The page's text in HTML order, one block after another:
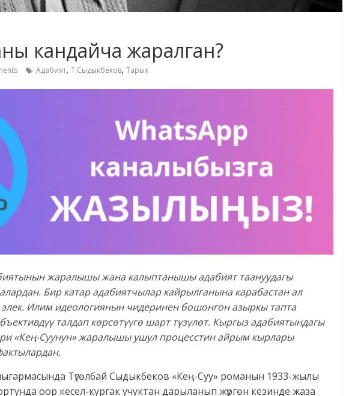
кандайча жаралган?
Адабият, Т.Сыдыкбеков, Тарых
жаралышы жана калыптанышы адабият таануудагы
Бир катар адабиятчылар кайрылганына карабастан ал
элек. Илим идеологиянын чидеринен бошонгон азыркы тапта
талдап көрсөтүүгө шарт түзүлөт. Кыргыз адабиятындагы
«Кең-Суунун» жаралышы ушул процесстин айрым кырлары
Түгөлбай Сыдыкбеков «Кең-Суу» романын 1933-жылы
оор кесел-кургак учуктан дарыланып жүргөн кезинде жаза